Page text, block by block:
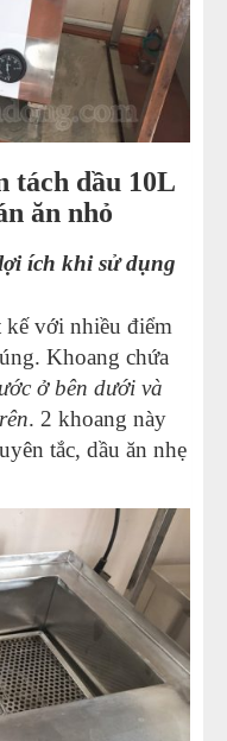
tách dầu 10L
ăn nhỏ
ích khi sử dụng
kế với nhiều điểm
Khoang chứa
ở bên dưới và
. 2 khoang này
tắc, dầu ăn nhẹ